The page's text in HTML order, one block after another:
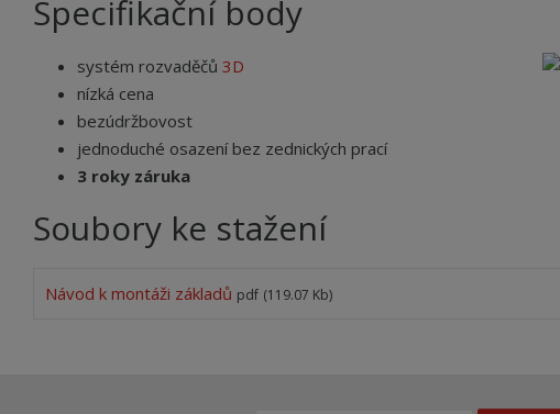
Specifikační body
systém rozvaděčů 3D
nízká cena
bezúdržbovost
jednoduché osazení bez zednických prací
3 roky záruka
Soubory ke stažení
Návod k montáži základů pdf (119.07 Kb)